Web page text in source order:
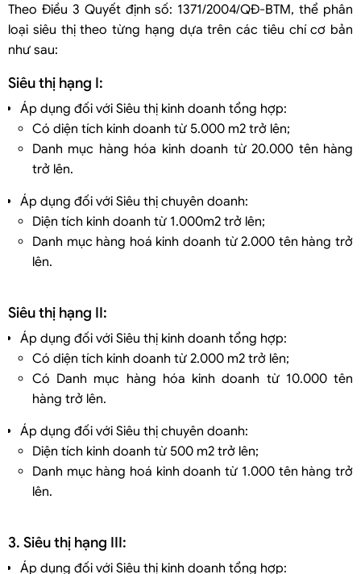
Theo Điều 3 Quyết định số: 1371/2004/QĐ-BTM, thể phân
loại siêu thị theo từng hạng dựa trên các tiêu chí cơ bản
như sau:
Siêu thị hạng I:
Áp dụng đối với Siêu thị kinh doanh tổng hợp:
Có diện tích kinh doanh từ 5.000 m2 trở lên;
Danh mục hàng hóa kinh doanh từ 20.000 tên hàng
trở lên.
Áp dụng đối với Siêu thị chuyên doanh:
Diện tích kinh doanh từ 1.000m2 trở lên;
Danh mục hàng hoá kinh doanh từ 2.000 tên hàng trở
lên.
Siêu thị hạng II:
Áp dụng đối với Siêu thị kinh doanh tổng hợp:
Có diện tích kinh doanh từ 2.000 m2 trở lên;
Có Danh mục hàng hóa kinh doanh từ 10.000 tên
hàng trở lên.
Áp dụng đối với Siêu thị chuyên doanh:
Diện tích kinh doanh từ 500 m2 trở lên;
Danh mục hàng hoá kinh doanh từ 1.000 tên hàng trở
lên.
3. Siêu thị hạng III:
Áp dụng đối với Siêu thị kinh doanh tổng hợp: